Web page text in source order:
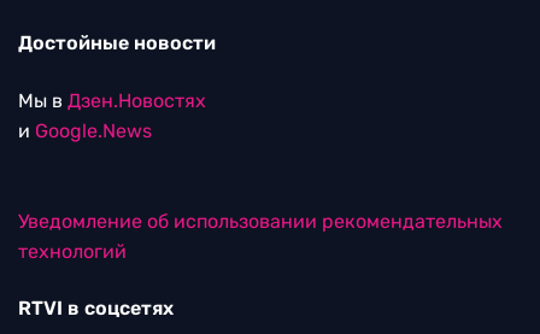
Достойные новости
Мы в Дзен.Новостях
и Google.News
Уведомление об использовании рекомендательных
технологий
RTVI в соцсетях